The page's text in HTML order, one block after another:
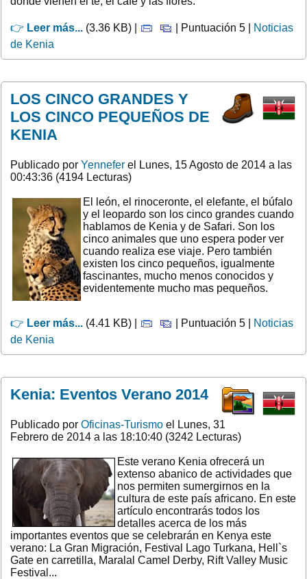
👉 Leer más... (3.36 KB) | | Puntuación 5 |
Noticias
de Kenia
LOS CINCO GRANDES Y
LOS CINCO PEQUEÑOS DE
KENIA
Publicado por Yennefer el Lunes, 15 Agosto de 2014 a las
00:43:36 (4194 Lecturas)
El león, el rinoceronte, el elefante, el búfalo
y el leopardo son los cinco grandes cuando
hablamos de Kenia y de Safari. Son los
cinco animales que uno espera poder ver
cuando realiza ese viaje. Pero también
existen los cinco pequeños, igualmente
fascinantes, mucho menos conocidos y
evidentemente mucho mas pequeños.
👉 Leer más... (4.41 KB) | | Puntuación 5 |
Noticias
de Kenia
Kenia: Eventos Verano 2014
Publicado por Oficinas-Turismo el Lunes, 31
Febrero de 2014 a las 18:10:40 (3242 Lecturas)
Este verano Kenia ofrecerá un
extenso abanico de actividades que
nos permiten sumergirnos en la
cultura de este país africano. En este
artículo encontrarás todos los
detalles acerca de los más
importantes eventos que se celebrarán en Kenya este
verano: La Gran Migración, Festival Lago Turkana, Hell`s
Gate en carretilla, Maralal Camel Derby, Rift Valley Music
Festival...